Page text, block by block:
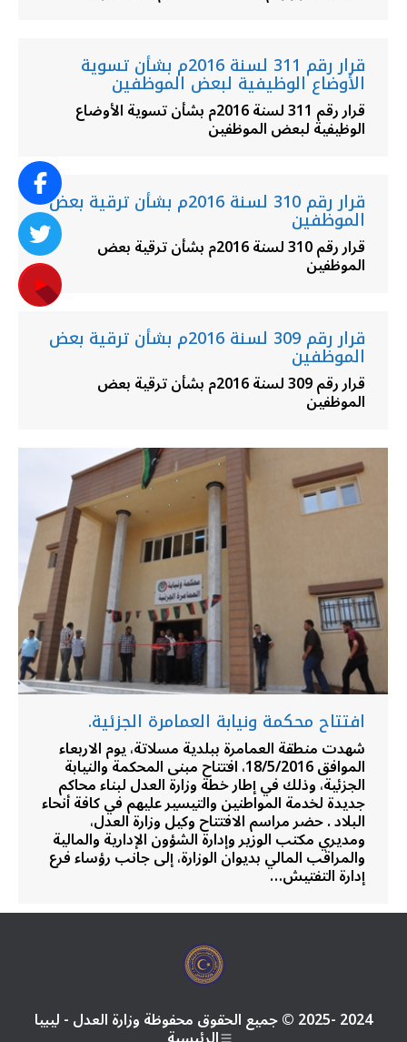
قرار رقم 311 لسنة 2016م بشأن تسوية
الأوضاع الوظيفية لبعض الموظفين
قرار رقم 311 لسنة 2016م بشأن تسوية الأوضاع
الوظيفية لبعض الموظفين
قرار رقم 310 لسنة 2016م بشأن ترقية بعض
الموظفين
قرار رقم 310 لسنة 2016م بشأن ترقية بعض
الموظفين
قرار رقم 309 لسنة 2016م بشأن ترقية بعض
الموظفين
قرار رقم 309 لسنة 2016م بشأن ترقية بعض
الموظفين
افتتاح محكمة ونيابة العمامرة الجزئية.
شهدت منطقة العمامرة ببلدية مسلاتة، يوم الاربعاء
الموافق 18/5/2016، افتتاح مبنى المحكمة والنيابة
الجزئية، وذلك في إطار خطة وزارة العدل لبناء محاكم
جديدة لخدمة المواطنين والتيسير عليهم في كافة أنحاء
البلاد . حضر مراسم الافتتاح وكيل وزارة العدل،
ومديري مكتب الوزير وإدارة الشؤون الإدارية والمالية
والمراقب المالي بديوان الوزارة، إلى جانب رؤساء فرع
إدارة التفتيش…
2024 -2025 © جميع الحقوق محفوظة وزارة العدل - ليبيا